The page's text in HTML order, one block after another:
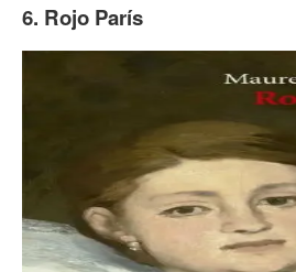
6. Rojo París